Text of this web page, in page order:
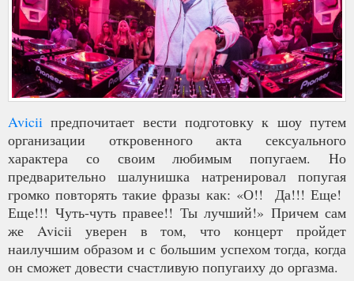
Avicii предпочитает вести подготовку к шоу путем
организации откровенного акта сексуального
характера со своим любимым попугаем. Но
предварительно шалунишка натренировал попугая
громко повторять такие фразы как: «О!! Да!!! Еще!
Еще!!! Чуть-чуть правее!! Ты лучший!» Причем сам
же Avicii уверен в том, что концерт пройдет
наилучшим образом и с большим успехом тогда, когда
он сможет довести счастливую попугаиху до оргазма.